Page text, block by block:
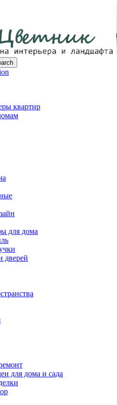
декор и обустройство дома.
квартир
для дома
дверей
для дома и сада